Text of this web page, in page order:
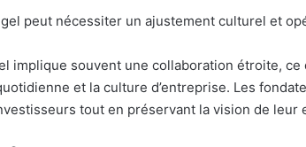
peut nécessiter un ajustement culturel et
implique souvent une collaboration étroite, ce
et la culture d’entreprise. Les
tout en préservant la vision de leur